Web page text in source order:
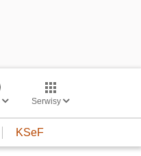
Serwisy
KSeF